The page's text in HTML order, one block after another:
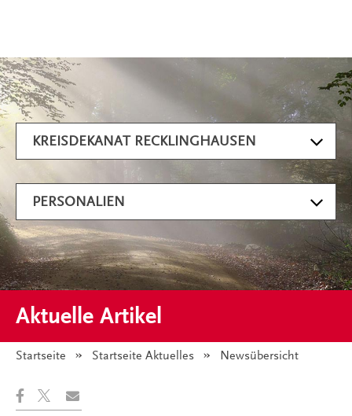
Aktuelle Artikel
Artikel filtern
KREISDEKANAT RECKLINGHAUSEN
PERSONALIEN
Startseite Startseite Aktuelles Angezeigt:
Newsübersicht